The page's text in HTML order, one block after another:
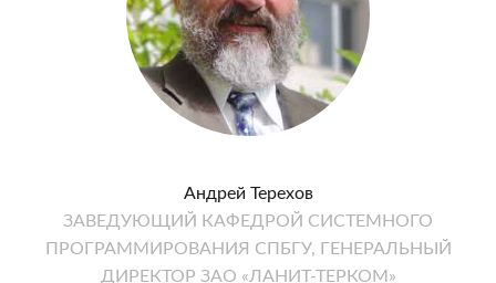
Андрей Терехов
ЗАВЕДУЮЩИЙ КАФЕДРОЙ СИСТЕМНОГО
ПРОГРАММИРОВАНИЯ СПБГУ, ГЕНЕРАЛЬНЫЙ
ДИРЕКТОР ЗАО «ЛАНИТ-ТЕРКОМ»